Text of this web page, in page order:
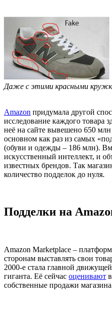
Даже с этими красными
Amazon придумала другой
исследование каждого товара
неё на сайте вывешено 650
основном как раз из самых
(обуви и одежды – 186 млн).
искусственный интеллект, и
известных брендов. Так
количество подделок до нуля.
Подделки на
Amazon Marketplace –
сторонам выставлять свои
2000-е стала главной
гиганта. Её сейчас оценивают
собственные продажи